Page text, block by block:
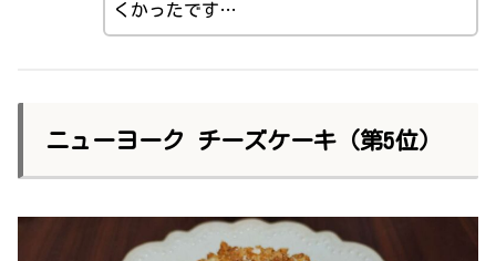
くかったです…
ニューヨーク チーズケーキ（第5位）